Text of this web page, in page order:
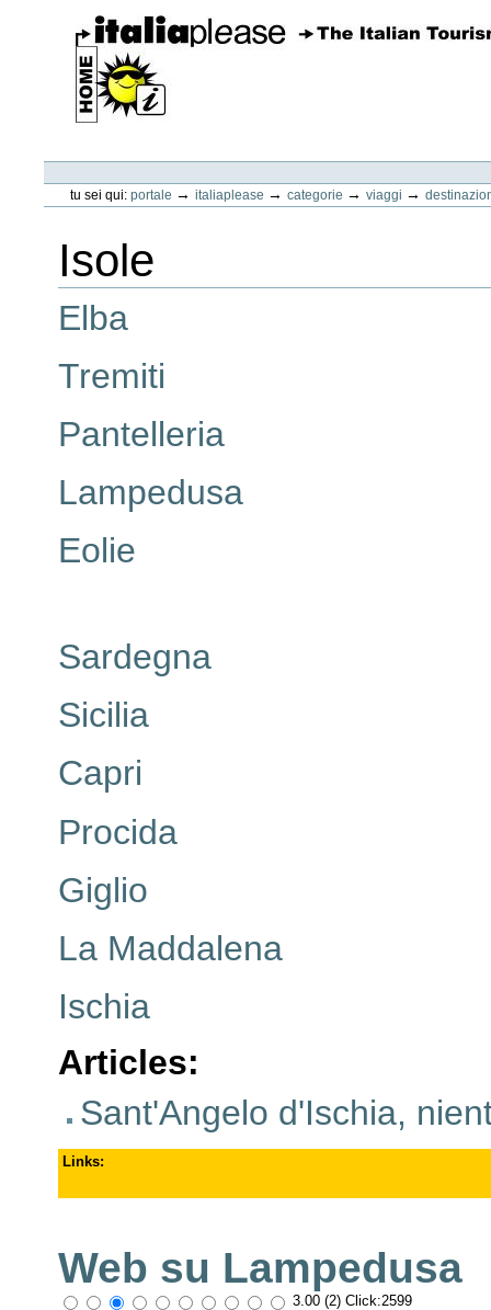
contenuti.
Spostati
navigazione
personali
tu sei qui: portale → italiaplease → categorie → viaggi →
Isole
Elba
Tremiti
Pantelleria
Lampedusa
Eolie
Sardegna
Sicilia
Capri
Procida
Giglio
La Maddalena
Ischia
Articles:
Sant'Angelo d'Ischia,
Links:
Web su Lampedusa
3.00 (2) Click:2599